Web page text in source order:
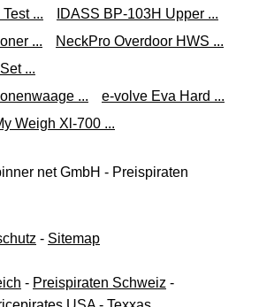
...
IDASS BP-103H Upper ...
...
NeckPro Overdoor HWS ...
...
...
e-volve Eva Hard ...
Weigh Xl-700 ...
net GmbH - Preispiraten
- Sitemap
- Preispiraten Schweiz -